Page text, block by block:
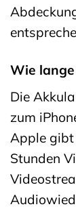
Wie
Die
zum
Apple gibt
Stunden